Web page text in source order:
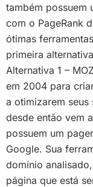
também possuem
com o PageRank
ótimas
primeira
Alternativa 1 –
em 2004 para
a otimizarem seus
desde então vem
possuem um
Google. Sua
domínio
página que está